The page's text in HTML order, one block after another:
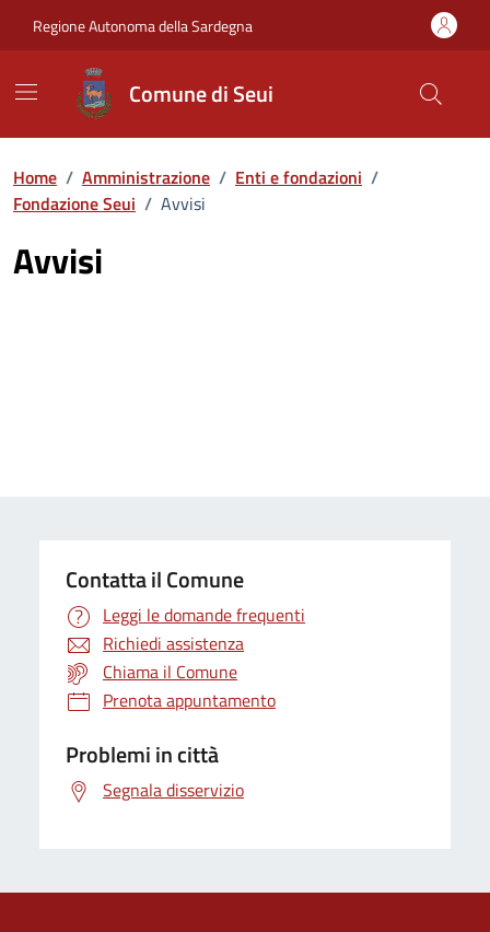
Regione Autonoma della Sardegna
Comune di Seui
Home / Amministrazione / Enti e fondazioni /
Fondazione Seui / Avvisi
Avvisi
Contatta il Comune
Leggi le domande frequenti
Richiedi assistenza
Chiama il Comune
Prenota appuntamento
Problemi in città
Segnala disservizio